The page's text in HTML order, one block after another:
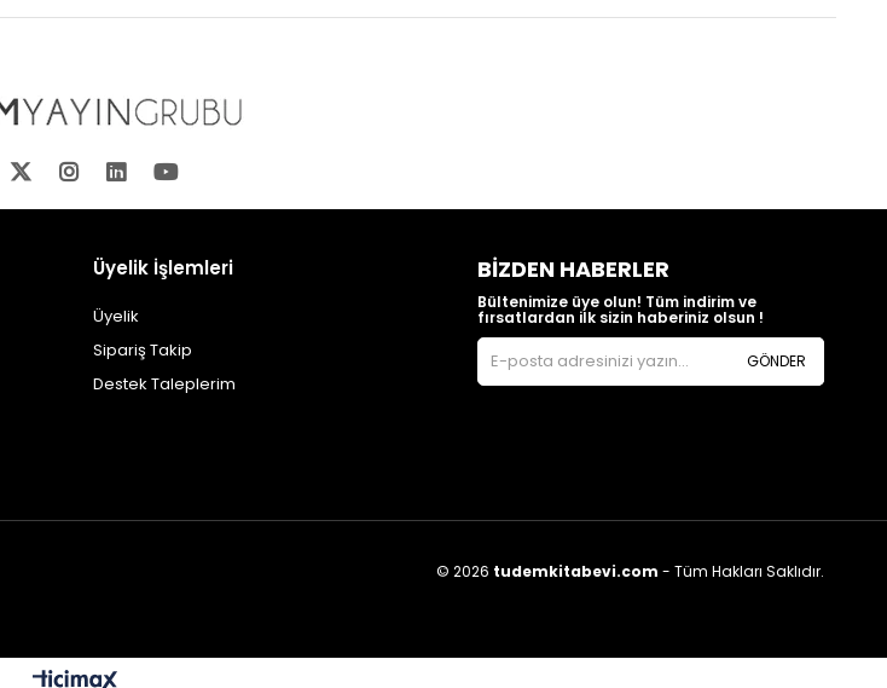
Üyelik İşlemleri
Üyelik
Sipariş Takip
Destek Taleplerim
BIZDEN HABERLER
Bültenimize üye olun! Tüm indirim ve
fırsatlardan ilk sizin haberiniz olsun !
GÖNDER
© 2026 tudemkitabevi.com - Tüm Hakları Saklıdır.